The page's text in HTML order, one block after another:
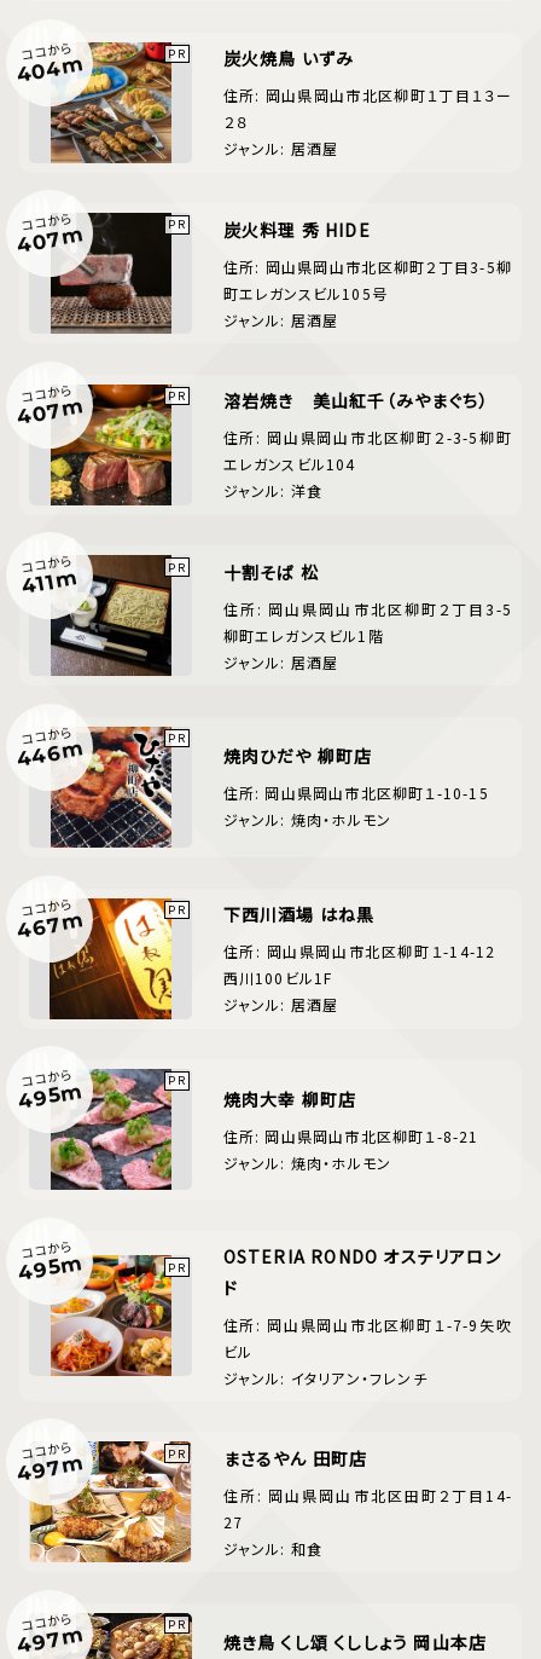
ココから
404m 炭火焼鳥 いずみ
住所: 岡山県岡山市北区柳町１丁目１３ー
２８
ジャンル: 居酒屋
ココから
407m 炭火料理 秀 HIDE
住所: 岡山県岡山市北区柳町２丁目3-5柳
町エレガンスビル105号
ジャンル: 居酒屋
ココから
407m 溶岩焼き 美山紅千（みやまぐち）
住所: 岡山県岡山市北区柳町２-3-5柳町
エレガンスビル104
ジャンル: 洋食
ココから
411m 十割そば 松
住所: 岡山県岡山市北区柳町２丁目3-5
柳町エレガンスビル1階
ジャンル: 居酒屋
ココから
446m 焼肉ひだや 柳町店
住所: 岡山県岡山市北区柳町１-10-15
ジャンル: 焼肉・ホルモン
ココから
467m 下西川酒場 はね黒
住所: 岡山県岡山市北区柳町１-14-12
西川100ビル1F
ジャンル: 居酒屋
ココから
495m 焼肉大幸 柳町店
住所: 岡山県岡山市北区柳町１-8-21
ジャンル: 焼肉・ホルモン
ココから
495m
OSTERIA RONDO オステリアロン
ド
住所: 岡山県岡山市北区柳町１-7-9矢吹
ビル
ジャンル: イタリアン・フレンチ
ココから
497m まさるやん 田町店
住所: 岡山県岡山市北区田町２丁目14-
27
ジャンル: 和食
ココから
497m 焼き鳥 くし頌 くししょう 岡山本店